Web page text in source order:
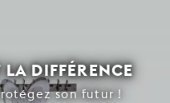
DIFFÉRENCE
son futur !